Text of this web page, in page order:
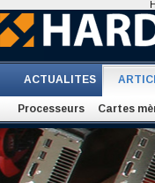
ACTUALITES
Processeurs Cartes